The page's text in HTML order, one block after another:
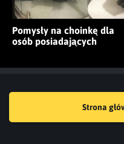
Pomysły na choinkę dla
osób posiadających
Strona